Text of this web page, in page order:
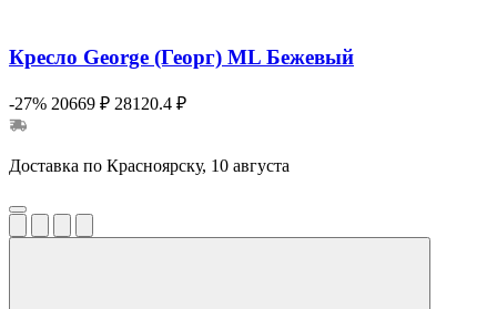
Кресло George (Георг) ML Бежевый
-27% 20669 ₽ 28120.4 ₽
Доставка по Красноярску, 10 августа